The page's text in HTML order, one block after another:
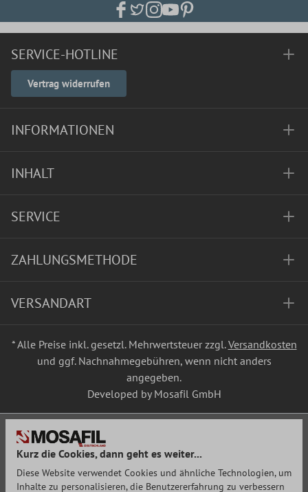
SERVICE-HOTLINE
Vertrag widerrufen
INFORMATIONEN
INHALT
SERVICE
ZAHLUNGSMETHODE
VERSANDART
* Alle Preise inkl. gesetzl. Mehrwertsteuer zzgl.Versandkosten
und ggf. Nachnahmegebühren, wenn nicht anders
angegeben.
Developed by Mosafil GmbH
Kurz die Cookies, dann geht es weiter...
Diese Website verwendet Cookies und ähnliche Technologien, um
Inhalte zu personalisieren, die Benutzererfahrung zu verbessern